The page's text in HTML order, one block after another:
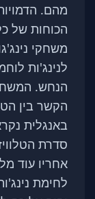
מהם.
הכוחות של
משחקי
לנינג'ות
הנחש.
הקשר בין
סדרת
אחריו עוד
לחימת